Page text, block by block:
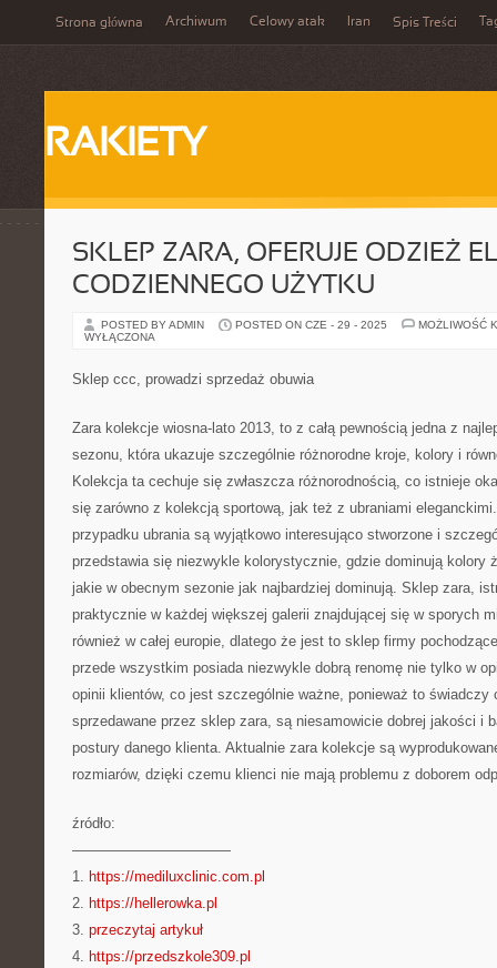
Strona główna Archiwum Celowy atak Iran Spis Treści
RAKIETY
SKLEP ZARA, OFERUJE ODZIEŻ
CODZIENNEGO UŻYTKU
POSTED BY ADMIN POSTED ON CZE - 29 - 2025
MOŻLIWOŚĆ
WYŁĄCZONA
Sklep ccc, prowadzi sprzedaż obuwia
Zara kolekcje wiosna-lato 2013, to z całą pewnością jedna z
sezonu, która ukazuje szczególnie różnorodne kroje, kolory i
Kolekcja ta cechuje się zwłaszcza różnorodnością, co istnieje
się zarówno z kolekcją sportową, jak też z ubraniami
przypadku ubrania są wyjątkowo interesująco stworzone i
przedstawia się niezwykle kolorystycznie, gdzie dominują kolory
jakie w obecnym sezonie jak najbardziej dominują. Sklep zara,
praktycznie w każdej większej galerii znajdującej się w sporych
również w całej europie, dlatego że jest to sklep firmy
przede wszystkim posiada niezwykle dobrą renomę nie tylko w
opinii klientów, co jest szczególnie ważne, ponieważ to
sprzedawane przez sklep zara, są niesamowicie dobrej jakości i
postury danego klienta. Aktualnie zara kolekcje są
rozmiarów, dzięki czemu klienci nie mają problemu z doborem
źródło:
———————————
1. https://mediluxclinic.com.pl
2. https://hellerowka.pl
3. przeczytaj artykuł
4. https://przedszkole309.pl